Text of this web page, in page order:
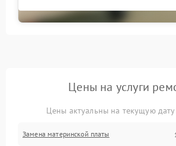
Цены на услуги
Цены актуальны на текущую
Замена материнской платы